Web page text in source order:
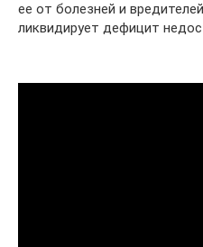
ее от болезней и
ликвидирует дефицит